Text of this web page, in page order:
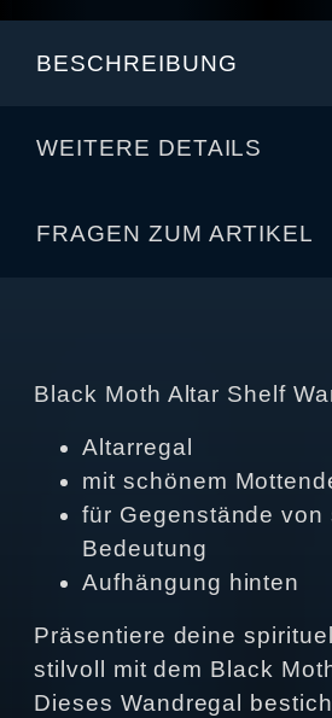
BESCHREIBUNG
WEITERE DETAILS
FRAGEN ZUM ARTIKEL
Black Moth Altar Shelf
Altarregal
mit schönem
für Gegenstände von
Bedeutung
Aufhängung hinten
Präsentiere deine
stilvoll mit dem Black
Dieses Wandregal